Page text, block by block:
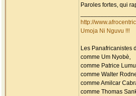
Paroles fortes, qui
http://
Umoja Ni Nguvu !!!
Les Panafricanistes
comme Um Nyobè,
comme Patrice
comme Walter
comme Amilcar
comme Thomas